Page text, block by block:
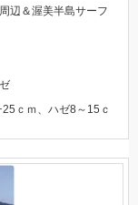
辺＆渥美半島サーフ
ｃｍ、ハゼ8～15ｃ